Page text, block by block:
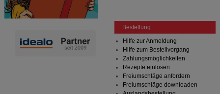
Bestellung
Hilfe zur Anmeldung
Hilfe zum Bestellvorgang
Zahlungsmöglichkeiten
Rezepte einlösen
Freiumschläge anfordern
Freiumschläge downloaden